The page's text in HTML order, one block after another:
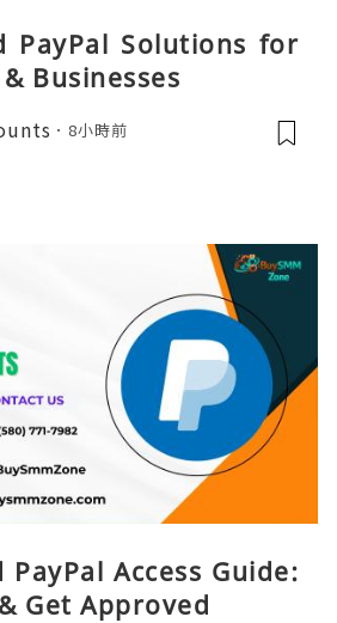
PayPal Solutions for
Businesses
8小時前
Access Guide:
Get Approved